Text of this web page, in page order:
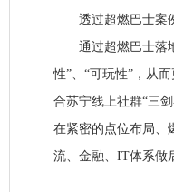
透过超燃巴士案例
通过超燃巴士落地
性”、“可玩性”，从
合苏宁线上社群“三
在紧密的点位布局、
流、金融、IT体系做